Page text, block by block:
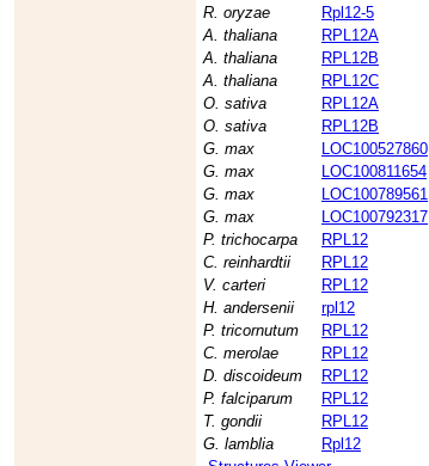
R. oryzae
Rpl12-5
A. thaliana
RPL12A
A. thaliana
RPL12B
A. thaliana
RPL12C
O. sativa
RPL12A
O. sativa
RPL12B
G. max
LOC100527860
G. max
LOC100811654
G. max
LOC100789561
G. max
LOC100792317
P. trichocarpa
RPL12
C. reinhardtii
RPL12
V. carteri
RPL12
H. andersenii
rpl12
P. tricornutum
RPL12
C. merolae
RPL12
D. discoideum
RPL12
P. falciparum
RPL12
T. gondii
RPL12
G. lamblia
Rpl12